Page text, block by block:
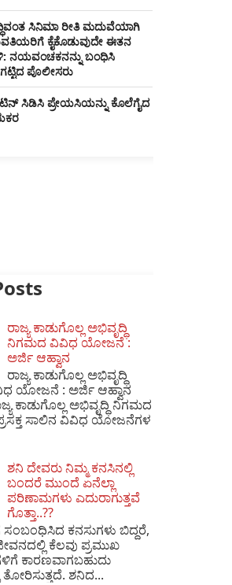
ಸಿನಿಮಾ ರೀತಿ ಮದುವೆಯಾಗಿ
ಕೈಕೊಡುವುದೇ ಈತನ
ನಯವಂಚಕನನ್ನು ಬಂಧಿಸಿ
ಪೊಲೀಸರು
ಸಿಡಿಸಿ ಪ್ರೇಯಸಿಯನ್ನು ಕೊಲೆಗೈದ
ರಾಜ್ಯ ಕಾಡುಗೊಲ್ಲ ಅಭಿವೃದ್ಧಿ
ನಿಗಮದ ವಿವಿಧ ಯೋಜನೆ :
ಅರ್ಜಿ ಆಹ್ವಾನ
ರಾಜ್ಯ ಕಾಡುಗೊಲ್ಲ ಅಭಿವೃದ್ಧಿ
ಯೋಜನೆ : ಅರ್ಜಿ ಆಹ್ವಾನ
ಕಾಡುಗೊಲ್ಲ ಅಭಿವೃದ್ಧಿ ನಿಗಮದ
ಸಾಲಿನ ವಿವಿಧ ಯೋಜನೆಗಳ
ಶನಿ ದೇವರು ನಿಮ್ಮ ಕನಸಿನಲ್ಲಿ
ಬಂದರೆ ಮುಂದೆ ಏನೆಲ್ಲಾ
ಪರಿಣಾಮಗಳು ಎದುರಾಗುತ್ತವೆ
ಗೊತ್ತಾ..??
ಕನಸುಗಳು ಬಿದ್ದರೆ,
ಕೆಲವು ಪ್ರಮುಖ
ಕಾರಣವಾಗಬಹುದು
ತೋರಿಸುತ್ತದೆ. ಶನಿದ...